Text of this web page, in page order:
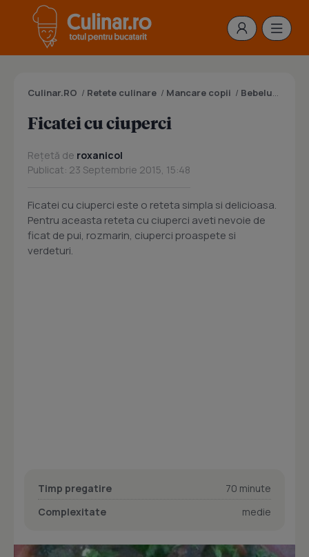
Culinar.RO / Retete culinare / Mancare copii / Bebelusi > 12 luni
Ficatei cu ciuperci
Rețetă de roxanicol
Publicat: 23 Septembrie 2015, 15:48
Ficatei cu ciuperci este o reteta simpla si delicioasa.
Pentru aceasta reteta cu ciuperci aveti nevoie de
ficat de pui, rozmarin, ciuperci proaspete si
verdeturi.
Timp pregatire
70 minute
Complexitate
medie